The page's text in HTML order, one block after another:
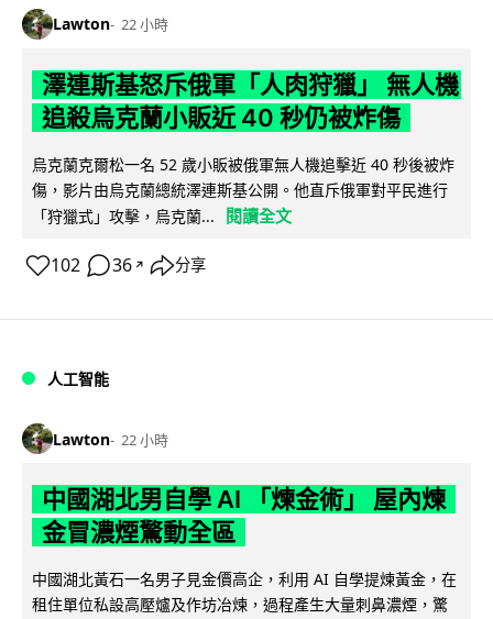
Lawton 22 小時
澤連斯基怒斥俄軍「人肉狩獵」 無人機
追殺烏克蘭小販近 40 秒仍被炸傷
烏克蘭克爾松一名 52 歲小販被俄軍無人機追擊近 40 秒後被炸
傷，影片由烏克蘭總統澤連斯基公開。他直斥俄軍對平民進行
「狩獵式」攻擊，烏克蘭...
閱讀全文
102 36 ↗ 分享
人工智能
Lawton 22 小時
中國湖北男自學 AI 「煉金術」 屋內煉
金冒濃煙驚動全區
中國湖北黃石一名男子見金價高企，利用 AI 自學提煉黃金，在
租住單位私設高壓爐及作坊冶煉，過程產生大量刺鼻濃煙，驚